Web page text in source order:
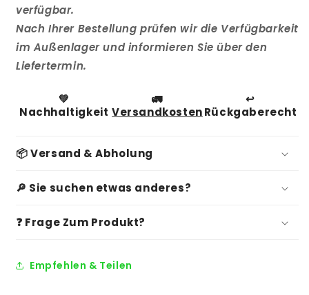
verfügbar.
Nach Ihrer Bestellung prüfen wir die Verfügbarkeit
im Außenlager und informieren Sie über den
Liefertermin.
💚
Nachhaltigkeit
🚛
Versandkosten
↩️
Rückgaberecht
📦 Versand & Abholung
🔎 Sie suchen etwas anderes?
❓ Frage Zum Produkt?
Empfehlen & Teilen